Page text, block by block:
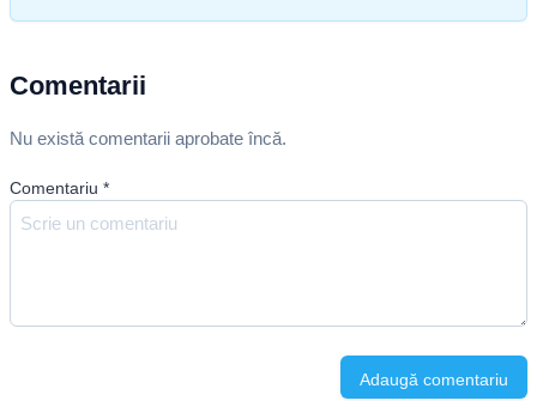
Comentarii
Nu există comentarii aprobate încă.
Comentariu *
Adaugă comentariu